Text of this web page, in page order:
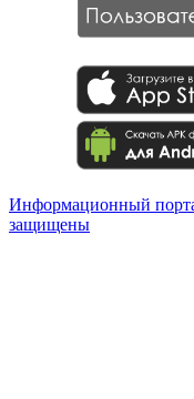
Информационный
защищены